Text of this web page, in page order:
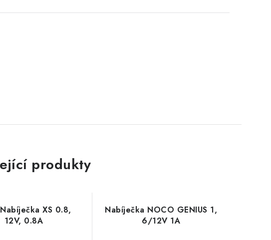
produkty
XS 0.8,
12V, 0.8A
Nabíječka NOCO GENIUS 1,
6/12V 1A